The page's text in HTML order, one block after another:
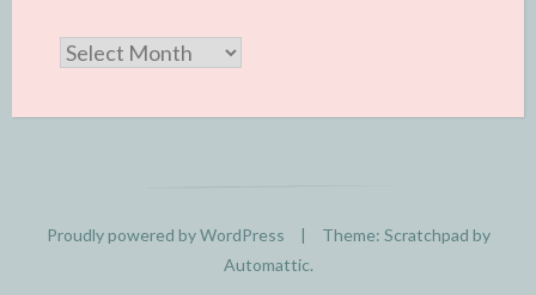
Archive
Proudly powered by WordPress |
Theme: Scratchpad by
Automattic.